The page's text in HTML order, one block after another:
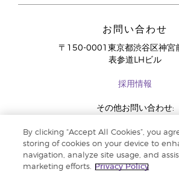
お問い合わせ
〒150-0001東京都渋谷区神宮
表参道LHビル
採用情報
その他お問い合わせ:
By clicking “Accept All Cookies”, you
storing of cookies on your device to
navigation, analyze site usage, and
marketing efforts.
Privacy Policy